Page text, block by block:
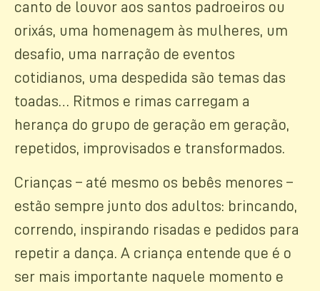
canto de louvor aos santos padroeiros ou
orixás, uma homenagem às mulheres, um
desafio, uma narração de eventos
cotidianos, uma despedida são temas das
toadas… Ritmos e rimas carregam a
herança do grupo de geração em geração,
repetidos, improvisados e transformados.
Crianças – até mesmo os bebês menores –
estão sempre junto dos adultos: brincando,
correndo, inspirando risadas e pedidos para
repetir a dança. A criança entende que é o
ser mais importante naquele momento e